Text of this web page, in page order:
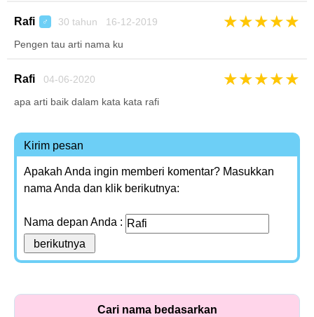
Rafi ♂ 30 tahun 16-12-2019 ★★★★★
Pengen tau arti nama ku
Rafi 04-06-2020 ★★★★★
apa arti baik dalam kata kata rafi
Kirim pesan
Apakah Anda ingin memberi komentar? Masukkan
nama Anda dan klik berikutnya:
Nama depan Anda :
Cari nama bedasarkan